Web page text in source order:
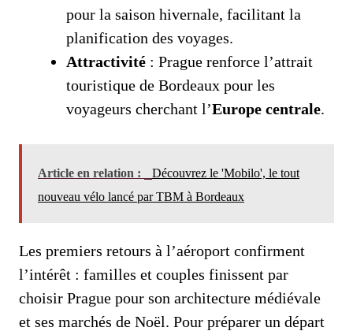
pour la saison hivernale, facilitant la
planification des voyages.
Attractivité : Prague renforce l’attrait
touristique de Bordeaux pour les
voyageurs cherchant l’Europe centrale.
Article en relation :
Découvrez le 'Mobilo', le tout
nouveau vélo lancé par TBM à Bordeaux
Les premiers retours à l’aéroport confirment
l’intérêt : familles et couples finissent par
choisir Prague pour son architecture médiévale
et ses marchés de Noël. Pour préparer un départ